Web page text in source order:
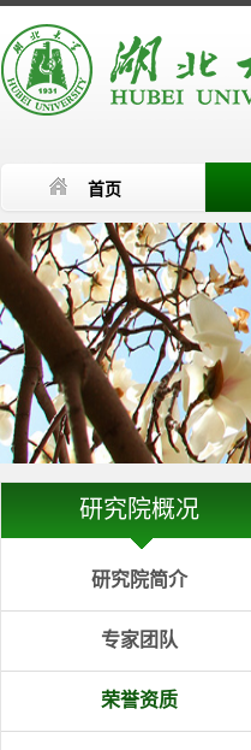
首页
研究院概况
研究院简介
专家团队
荣誉资质